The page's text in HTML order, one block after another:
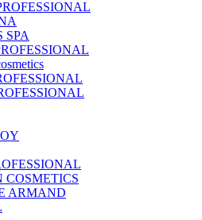
SPA
COSMETICS
ARMAND